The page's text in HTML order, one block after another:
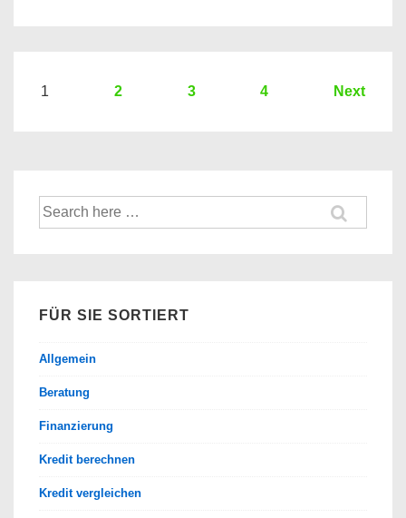
Hier
Banken
Seitennummerierung
1 2 3 4 Next
Suche
nach:
FÜR SIE SORTIERT
Allgemein
Beratung
Finanzierung
Kredit berechnen
Kredit vergleichen